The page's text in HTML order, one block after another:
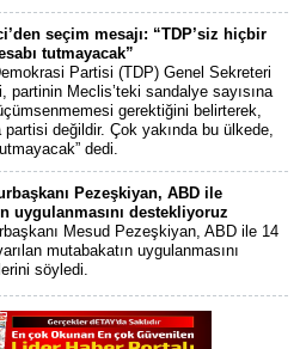
seçim mesajı: “TDP’siz hiçbir
tutmayacak”
Partisi (TDP) Genel Sekreteri
partinin Meclis’teki sandalye sayısına
gerektiğini belirterek,
partisi değildir. Çok yakında bu ülkede,
dedi.
Pezeşkiyan, ABD ile
uygulanmasını destekliyoruz
Mesud Pezeşkiyan, ABD ile 14
mutabakatın uygulanmasını
söyledi.